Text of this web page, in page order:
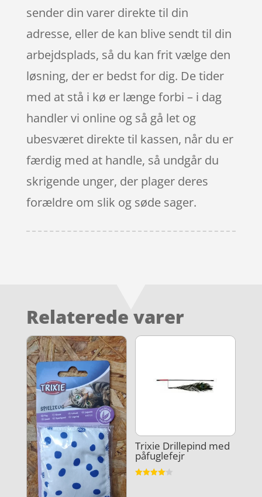
sender din varer direkte til din
adresse, eller de kan blive sendt til din
arbejdsplads, så du kan frit vælge den
løsning, der er bedst for dig. De tider
med at stå i kø er længe forbi – i dag
handler vi online og så gå let og
ubesværet direkte til kassen, når du er
færdig med at handle, så undgår du
skrigende unger, der plager deres
forældre om slik og søde sager.
Relaterede varer
Trixie Drillepind med
påfuglefejr